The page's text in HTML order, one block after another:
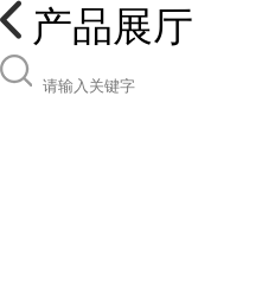
产品展厅